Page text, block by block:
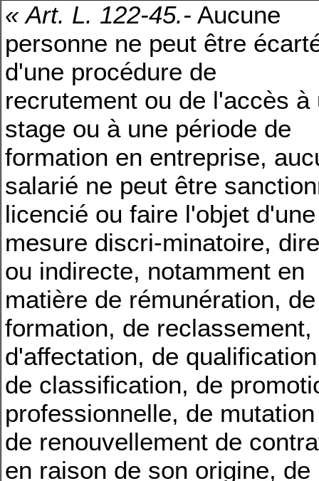
« Art. L. 122-45.- Aucune
personne ne peut être
d'une procédure de
recrutement ou de l'accès à
stage ou à une période de
formation en entreprise,
salarié ne peut être
licencié ou faire l'objet d'une
mesure discri-minatoire,
ou indirecte, notamment en
matière de rémunération, de
formation, de reclassement,
d'affectation, de
de classification, de
professionnelle, de
de renouvellement de
en raison de son origine, de